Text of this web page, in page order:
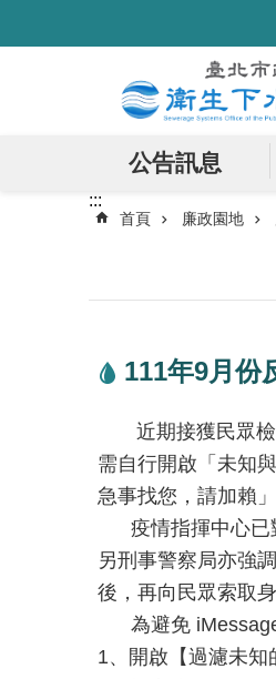
公告訊息
:::
首頁 廉政園地
111年9月份
近期接獲民眾檢
需自行開啟「未知
急事找您，請加賴
疫情指揮中心已
另刑事警察局亦強
後，再向民眾索取
為避免 iMessage
1、開啟【過濾未知